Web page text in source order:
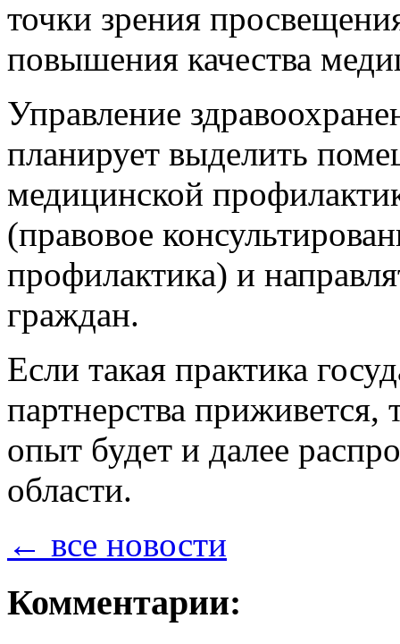
точки зрения
повышения качества
Управление
планирует выделить
медицинской
(правовое
профилактика) и
граждан.
Если такая практика
партнерства
опыт будет и далее
области.
← все новости
Комментарии: